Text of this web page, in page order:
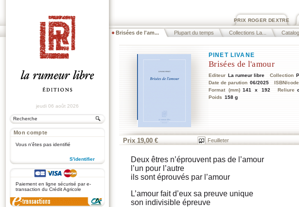
PRIX ROGER DEXTRE
Brisées de l'am... Plupart du temps Collections La...
jeudi 06 août 2026
Mon compte
Vous n'êtes pas identifié
S'identifier
Paiement en ligne sécurisé par e-
transaction du Crédit Agricole
PINET LIVANE
Brisées de l'amour
Editeur La rumeur libre Collection
Date de parution 06/2025 ISBN/
Format (mm) 141 x 192 Reliure
Poids 158 g
Prix 19,00 € Feuilleter
Deux êtres n’éprouvent pas de l’amour
l’un pour l’autre
ils sont éprouvés par l’amour
L’amour fait d’eux sa preuve unique
son indivisible épreuve